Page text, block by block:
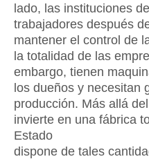
lado, las instituciones
trabajadores después
mantener el control de
la totalidad de las
embargo, tienen
los dueños y necesitan
producción. Más allá
invierte en una fábrica
Estado
dispone de tales